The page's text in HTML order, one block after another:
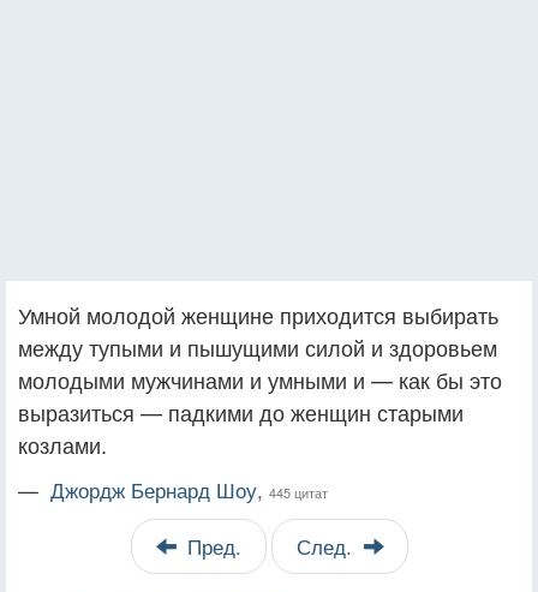
Умной молодой женщине приходится выбирать
между тупыми и пышущими силой и здоровьем
молодыми мужчинами и умными и — как бы это
выразиться — падкими до женщин старыми
козлами.
— Джордж Бернард Шоу, 445 цитат
Пред. След.